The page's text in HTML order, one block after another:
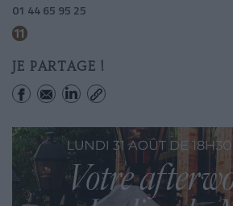
01 44 65 95 25
JE PARTAGE !